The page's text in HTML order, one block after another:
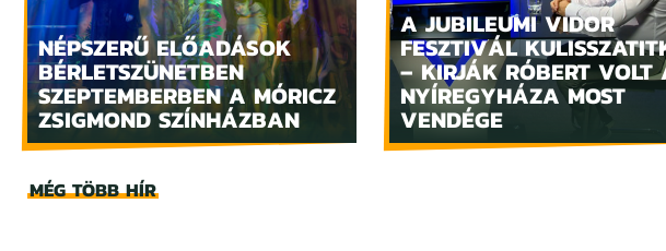
NÉPSZERŰ ELŐADÁSOK
BÉRLETSZÜNETBEN
SZEPTEMBERBEN A MÓRICZ
ZSIGMOND SZÍNHÁZBAN
A JUBILEUMI VIDOR
FESZTIVÁL
– KIRJÁK RÓBERT VOLT
NYÍREGYHÁZA MOST
VENDÉGE
MÉG TÖBB HÍR